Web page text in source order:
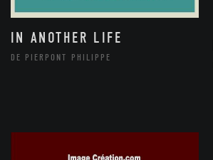
IN ANOTHER LIFE
DE PIERPONT PHILIPPE